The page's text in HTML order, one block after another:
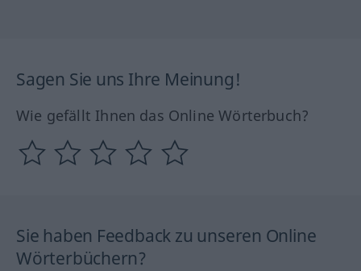
Sagen Sie uns Ihre Meinung!
Wie gefällt Ihnen das Online Wörterbuch?
Sie haben Feedback zu unseren Online
Wörterbüchern?